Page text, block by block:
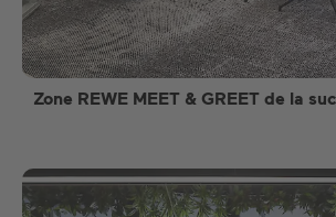
Zone REWE MEET & GREET de la